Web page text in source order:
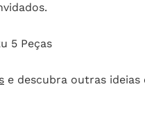
5 Peças
e descubra outras ideias